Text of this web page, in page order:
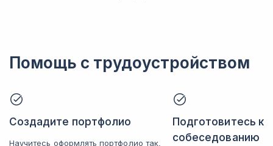
Помощь с трудоустройством
Создадите портфолио
Научитесь оформлять портфолио так,
Подготовитесь к
собеседованию